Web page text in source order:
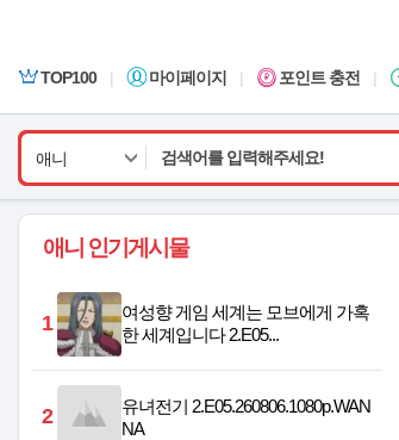
TOP100 | 마이페이지 | 포인트 충전 |
애니
애니 인기게시물
1
여성향 게임 세계는 모브에게 가혹
한 세계입니다 2.E05...
2
유녀전기 2.E05.260806.1080p.WAN
NA